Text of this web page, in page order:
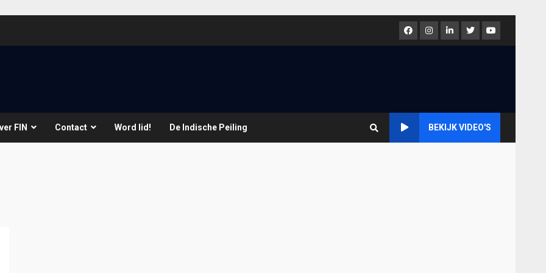
FacebookInstagram
LinkedInTwitterYoutube
FIN Contact Word lid! De Indische Peiling BEKIJK VIDEO'S